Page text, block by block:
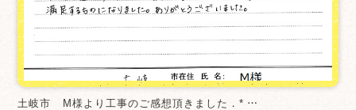
土岐市 M様より工事のご感想頂きました．* …